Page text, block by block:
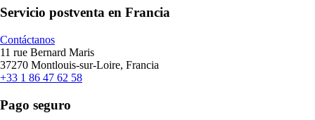
Servicio postventa en Francia
Contáctanos
11 rue Bernard Maris
37270 Montlouis-sur-Loire, Francia
+33 1 86 47 62 58
Pago seguro